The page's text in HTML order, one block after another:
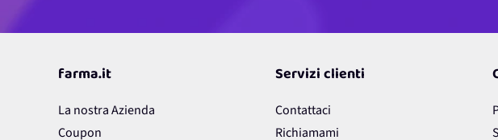
farma.it
La nostra Azienda
Coupon
Servizi clienti
Contattaci
Richiamami